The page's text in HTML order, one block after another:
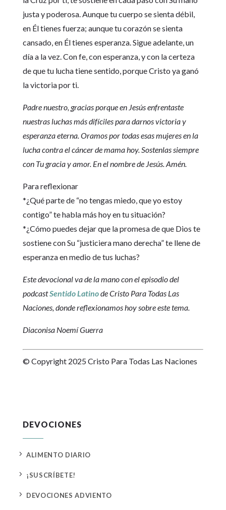
justa y poderosa. Aunque tu cuerpo se sienta débil,
en Él tienes fuerza; aunque tu corazón se sienta
cansado, en Él tienes esperanza. Sigue adelante, un
día a la vez. Con fe, con esperanza, y con la certeza
de que tu lucha tiene sentido, porque Cristo ya ganó
la victoria por ti.
Padre nuestro, gracias porque en Jesús enfrentaste
nuestras luchas más difíciles para darnos victoria y
esperanza eterna. Oramos por todas esas mujeres en la
lucha contra el cáncer de mama hoy. Sostenlas siempre
con Tu gracia y amor. En el nombre de Jesús. Amén.
Para reflexionar
*¿Qué parte de “no tengas miedo, que yo estoy
contigo” te habla más hoy en tu situación?
*¿Cómo puedes dejar que la promesa de que Dios te
sostiene con Su “justiciera mano derecha” te llene de
esperanza en medio de tus luchas?
Este devocional va de la mano con el episodio del
podcastSentido Latinode Cristo Para Todas Las
Naciones, donde reflexionamos hoy sobre este tema.
Diaconisa Noemí Guerra
© Copyright 2025 Cristo Para Todas Las Naciones
DEVOCIONES
5 ALIMENTO DIARIO
5 ¡SUSCRÍBETE!
5 DEVOCIONES ADVIENTO